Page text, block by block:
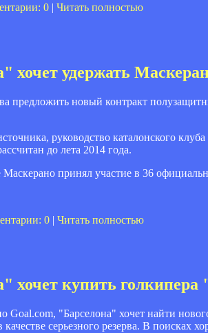
0 | Читать полностью
хочет удержать
предложить новый контракт
руководство каталонского
до лета 2014 года.
принял участие в 36
0 | Читать полностью
хочет купить
Goal.com, "Барселона" хочет найти
качестве серьезного резерва. В